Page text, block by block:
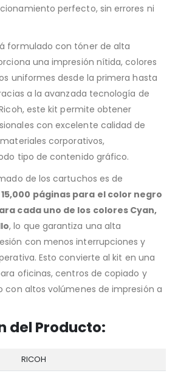
perfecto, sin errores ni
formulado con tóner de alta
una impresión nítida, colores
uniformes desde la primera hasta
a la avanzada tecnología de
este kit permite obtener
con excelente calidad de
corporativos,
tipo de contenido gráfico.
de los cartuchos es de
15,000 páginas para el color negro
cada uno de los colores Cyan,
, lo que garantiza una alta
con menos interrupciones y
Esto convierte al kit en una
oficinas, centros de copiado y
con altos volúmenes de impresión a
del Producto:
RICOH